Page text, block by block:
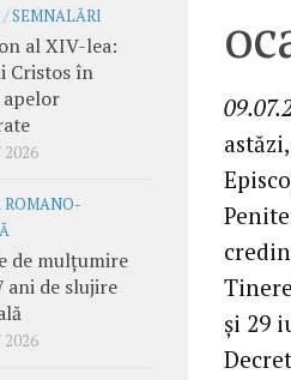
şi 29
/SEMNALĂRI
al XIV-lea:
Cristos în
2026
ROMANO-
de mulțumire
ani de slujire
2026